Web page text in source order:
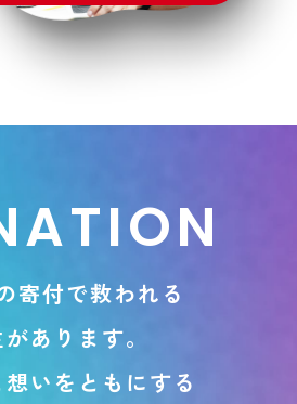
ATION
寄付で救われ る
があ り ま す。
想い を と も にする